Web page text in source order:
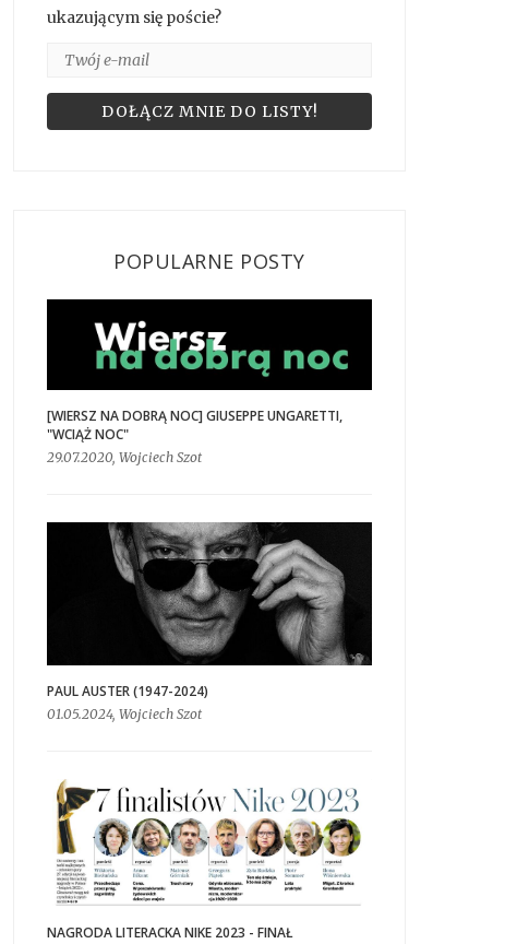
ukazującym się poście?
POPULARNE POSTY
[WIERSZ NA DOBRĄ NOC] GIUSEPPE UNGARETTI,
"WCIĄŻ NOC"
29.07.2020, Wojciech Szot
PAUL AUSTER (1947-2024)
01.05.2024, Wojciech Szot
NAGRODA LITERACKA NIKE 2023 - FINAŁ